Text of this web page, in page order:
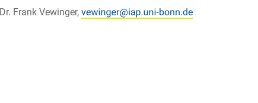
Dr. Frank Vewinger,